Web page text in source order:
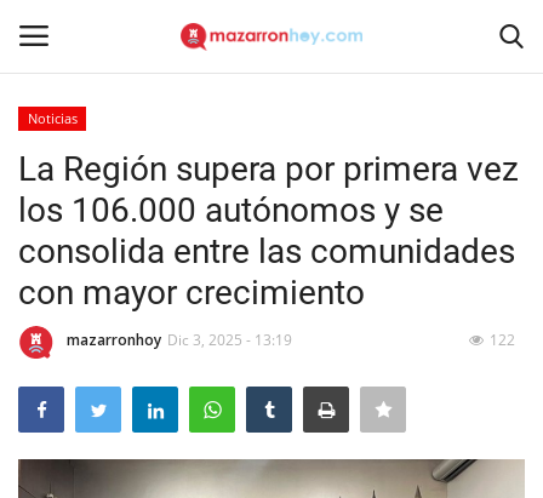
Inicio
Noticias
Mazarrón Hoy
Entrevistas
Noticias
La Región supera por primera vez
los 106.000 autónomos y se
consolida entre las comunidades
con mayor crecimiento
mazarronhoy Dic 3, 2025 - 13:19 122